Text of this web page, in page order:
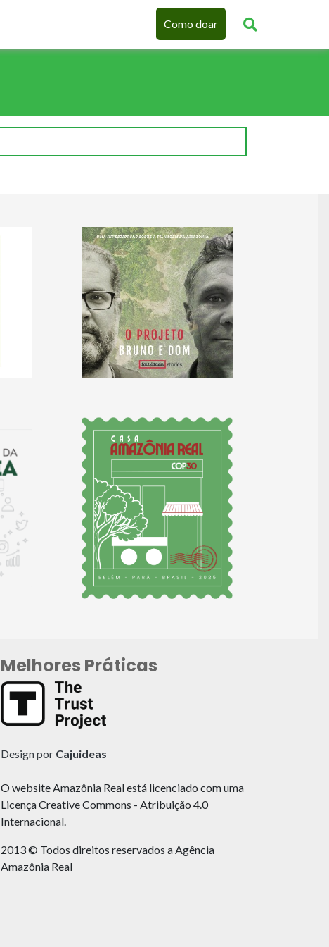
Como doar
Melhores Práticas
Design por Cajuideas
O website Amazônia Real está licenciado com uma
Licença Creative Commons - Atribuição 4.0
Internacional.
2013 © Todos direitos reservados a Agência
Amazônia Real